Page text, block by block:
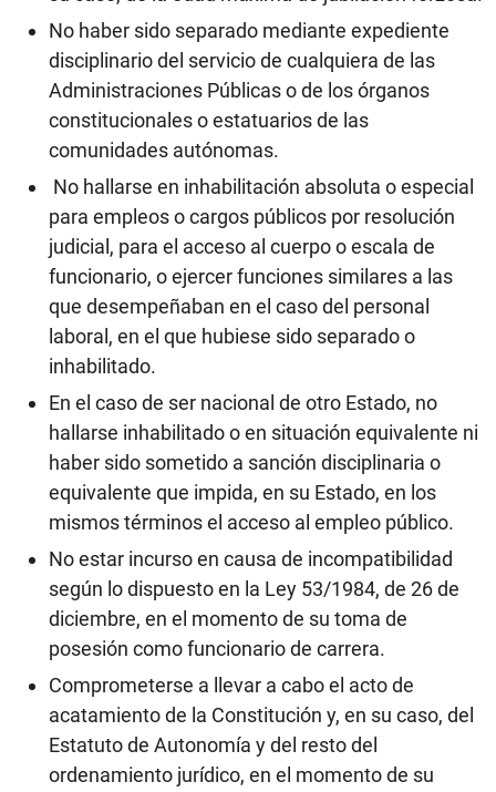
No haber sido separado mediante expediente
disciplinario del servicio de cualquiera de las
Administraciones Públicas o de los órganos
constitucionales o estatuarios de las
comunidades autónomas.
No hallarse en inhabilitación absoluta o especial
para empleos o cargos públicos por resolución
judicial, para el acceso al cuerpo o escala de
funcionario, o ejercer funciones similares a las
que desempeñaban en el caso del personal
laboral, en el que hubiese sido separado o
inhabilitado.
En el caso de ser nacional de otro Estado, no
hallarse inhabilitado o en situación equivalente ni
haber sido sometido a sanción disciplinaria o
equivalente que impida, en su Estado, en los
mismos términos el acceso al empleo público.
No estar incurso en causa de incompatibilidad
según lo dispuesto en la Ley 53/1984, de 26 de
diciembre, en el momento de su toma de
posesión como funcionario de carrera.
Comprometerse a llevar a cabo el acto de
acatamiento de la Constitución y, en su caso, del
Estatuto de Autonomía y del resto del
ordenamiento jurídico, en el momento de su